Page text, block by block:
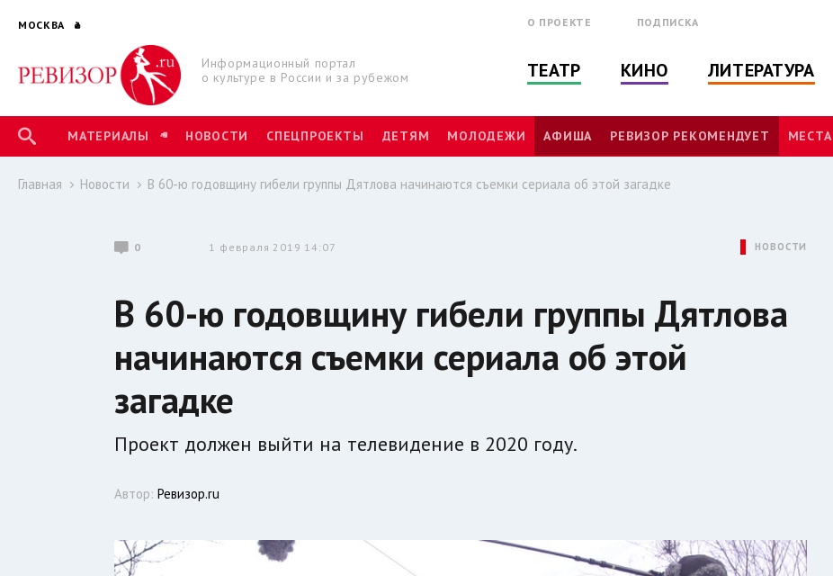
МОСКВА
Информационный портал
о культуре в России и за рубежом
О ПРОЕКТЕ ПОДПИСКА
ТЕАТР КИНО ЛИТЕРАТУРА
МАТЕРИАЛЫ НОВОСТИ СПЕЦПРОЕКТЫ ДЕТЯМ МОЛОДЕЖИ АФИША РЕВИЗОР РЕКОМЕНДУЕТ МЕСТА
Главная Новости В 60-ю годовщину гибели группы Дятлова начинаются съемки сериала об этой загадке
0 1 февраля 2019 14:07 НОВОСТИ
В 60-ю годовщину гибели группы Дятлова
начинаются съемки сериала об этой
загадке
Проект должен выйти на телевидение в 2020 году.
Автор:Ревизор.ru